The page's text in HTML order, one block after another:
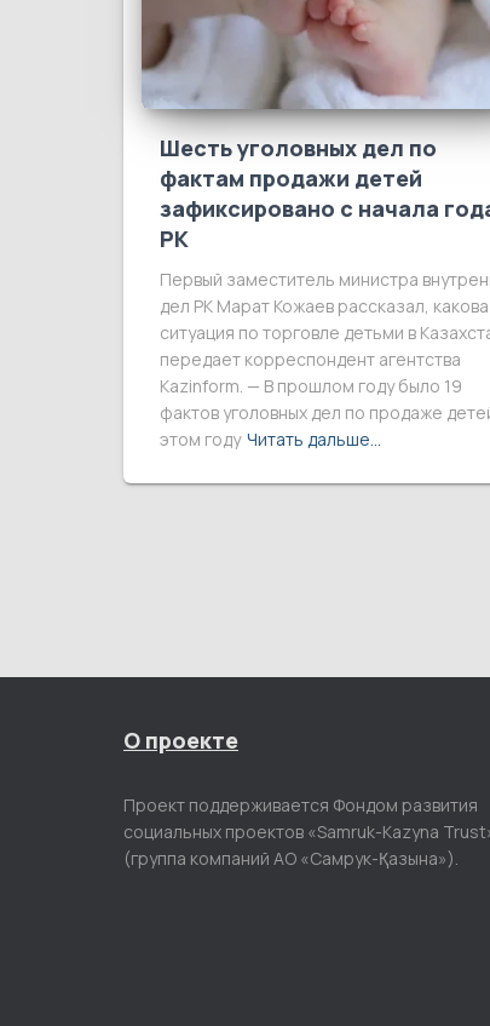
Шесть уголовных дел по
фактам продажи детей
зафиксировано с начала
РК
Первый заместитель министра
дел РК Марат Кожаев рассказал, какова
ситуация по торговле детьми в
передает корреспондент агентства
Kazinform. — В прошлом году было 19
фактов уголовных дел по продаже
этом году Читать дальше…
О проекте
Проект поддерживается Фондом развития
социальных проектов «Samruk-Kazyna
(группа компаний АО «Самрук-Қазына»).